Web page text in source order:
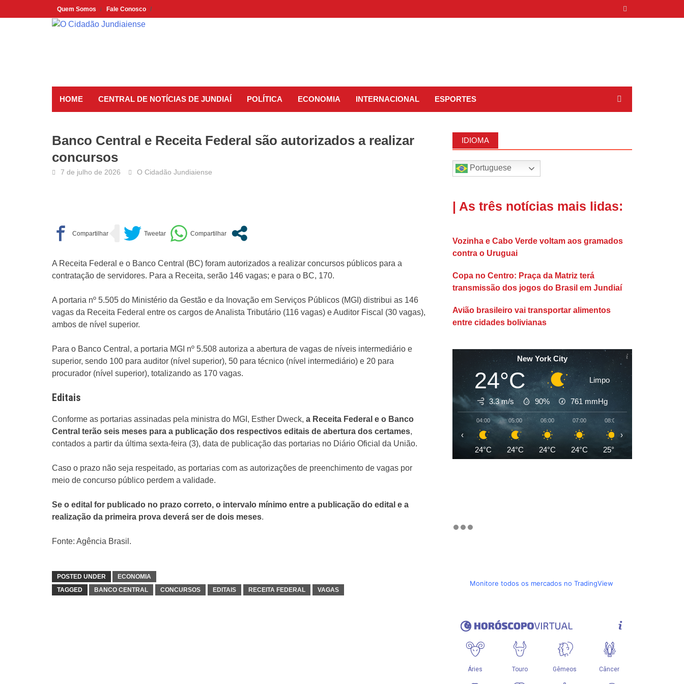
to
Quem Somos Fale Conosco
HOME CENTRAL DE NOTÍCIAS DE JUNDIAÍ POLÍTICA ECONOMIA INTERNACIONAL ESPORTES
Banco Central e Receita Federal são autorizados a realizar
concursos
7 de julho de 2026 O Cidadão Jundiaiense
A Receita Federal e o Banco Central (BC) foram autorizados a realizar concursos públicos para a
contratação de servidores. Para a Receita, serão 146 vagas; e para o BC, 170.
A portaria nº 5.505 do Ministério da Gestão e da Inovação em Serviços Públicos (MGI) distribui as 146
vagas da Receita Federal entre os cargos de Analista Tributário (116 vagas) e Auditor Fiscal (30 vagas),
ambos de nível superior.
Para o Banco Central, a portaria MGI nº 5.508 autoriza a abertura de vagas de níveis intermediário e
superior, sendo 100 para auditor (nível superior), 50 para técnico (nível intermediário) e 20 para
procurador (nível superior), totalizando as 170 vagas.
Editais
Conforme as portarias assinadas pela ministra do MGI, Esther Dweck, a Receita Federal e o Banco
Central terão seis meses para a publicação dos respectivos editais de abertura dos certames,
contados a partir da última sexta-feira (3), data de publicação das portarias no Diário Oficial da União.
Caso o prazo não seja respeitado, as portarias com as autorizações de preenchimento de vagas por
meio de concurso público perdem a validade.
Se o edital for publicado no prazo correto, o intervalo mínimo entre a publicação do edital e a
realização da primeira prova deverá ser de dois meses.
Fonte: Agência Brasil.
POSTED UNDER
ECONOMIA
TAGGED
BANCO CENTRAL CONCURSOS EDITAIS RECEITA FEDERAL VAGAS
IDIOMA
Portuguese
| As três notícias mais lidas:
Vozinha e Cabo Verde voltam aos gramados
contra o Uruguai
Copa no Centro: Praça da Matriz terá
transmissão dos jogos do Brasil em Jundiaí
Avião brasileiro vai transportar alimentos
entre cidades bolivianas
New York City
24°C Limpo
3.3 m/s 90% 761 mmHg
04:00
24°C
05:00
24°C
06:00
24°C
07:00
24°C
08:00
25°C
‹ ›
Monitore todos os mercados no TradingView